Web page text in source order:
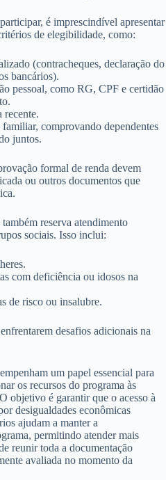
é imprescindível apresentar
de elegibilidade, como:
(contracheques, declaração do
bancários).
pessoal, como RG, CPF e certidão
recente.
comprovando dependentes
juntos.
formal de renda devem
ou outros documentos que
reserva atendimento
sociais. Isso inclui:
com deficiência ou idosos na
de risco ou insalubre.
desafios adicionais na
um papel essencial para
os recursos do programa às
objetivo é garantir que o acesso à
desigualdades econômicas
ajudam a manter a
permitindo atender mais
reunir toda a documentação
avaliada no momento da